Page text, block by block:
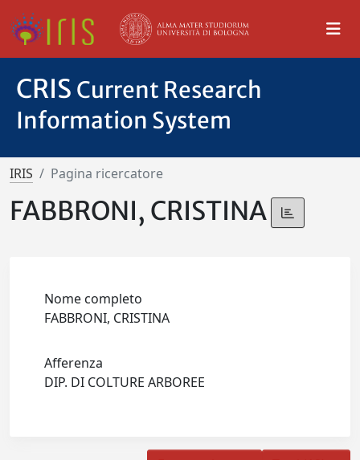
CRIS Current Research
Information System
IRIS Pagina ricercatore
FABBRONI, CRISTINA
Nome completo
FABBRONI, CRISTINA
Afferenza
DIP. DI COLTURE ARBOREE